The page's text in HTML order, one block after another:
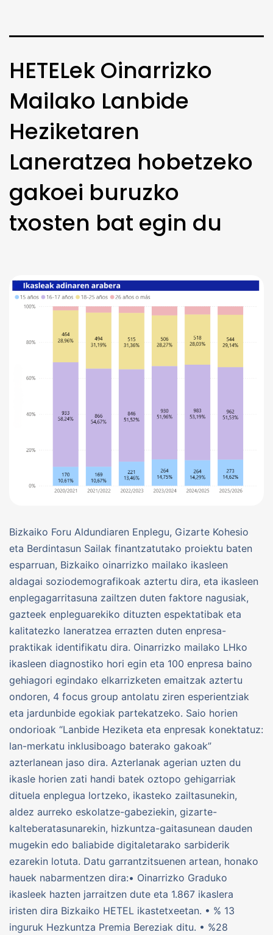
HETELek Oinarrizko
Mailako Lanbide
Heziketaren
Laneratzea hobetzeko
gakoei buruzko
txosten bat egin du
Bizkaiko Foru Aldundiaren Enplegu, Gizarte Kohesio
eta Berdintasun Sailak finantzatutako proiektu baten
esparruan, Bizkaiko oinarrizko mailako ikasleen
aldagai soziodemografikoak aztertu dira, eta ikasleen
enplegagarritasuna zailtzen duten faktore nagusiak,
gazteek enpleguarekiko dituzten espektatibak eta
kalitatezko laneratzea errazten duten enpresa-
praktikak identifikatu dira. Oinarrizko mailako LHko
ikasleen diagnostiko hori egin eta 100 enpresa baino
gehiagori egindako elkarrizketen emaitzak aztertu
ondoren, 4 focus group antolatu ziren esperientziak
eta jardunbide egokiak partekatzeko. Saio horien
ondorioak “Lanbide Heziketa eta enpresak konektatuz:
lan-merkatu inklusiboago baterako gakoak”
azterlanean jaso dira. Azterlanak agerian uzten du
ikasle horien zati handi batek oztopo gehigarriak
dituela enplegua lortzeko, ikasteko zailtasunekin,
aldez aurreko eskolatze-gabeziekin, gizarte-
kalteberatasunarekin, hizkuntza-gaitasunean dauden
mugekin edo baliabide digitaletarako sarbiderik
ezarekin lotuta. Datu garrantzitsuenen artean, honako
hauek nabarmentzen dira:• Oinarrizko Graduko
ikasleek hazten jarraitzen dute eta 1.867 ikaslera
iristen dira Bizkaiko HETEL ikastetxeetan. • % 13
inguruk Hezkuntza Premia Bereziak ditu. • %28